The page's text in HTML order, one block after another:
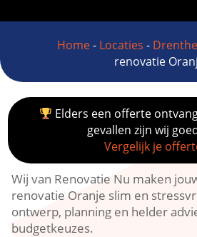
Home- Locaties - Drenthe
renovatie
Elders een offerte
gevallen zijn wij
Vergelijk je
Wij van Renovatie Nu maken
renovatie Oranje slim en
ontwerp, planning en helder
budgetkeuzes.